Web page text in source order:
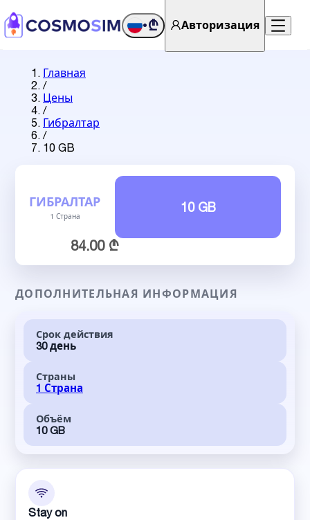
•₾ Авторизация
Главная
/
Цены
/
Гибралтар
/
10 GB
ГИБРАЛТАР
1 Страна
10 GB
84.00 ₾
ДОПОЛНИТЕЛЬНАЯ ИНФОРМАЦИЯ
Срок действия
30 день
Страны
1 Страна
Объём
10 GB
Stay on